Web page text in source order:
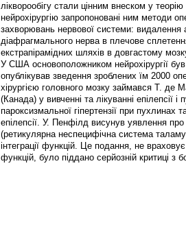
лікворообігу стали цінним внеском у
нейрохірургію запропоновані ним методи
захворювань нервової системи: видалення
діафрагмального нерва в плечове
екстрапірамідних шляхів в довгастому
У США основоположником нейрохірургії
опублікував зведення зроблених їм 2000
хірургією головного мозку займався Т. де
(Канада) у вивченні та лікуванні епілепсії
пароксизмальної гіпертензії при
епілепсії. У. Пенфілд висунув уявлення
(ретикулярна неспецифічна система
інтеграції функцій. Це подання, не
функцій, було піддано серйозній критиці з